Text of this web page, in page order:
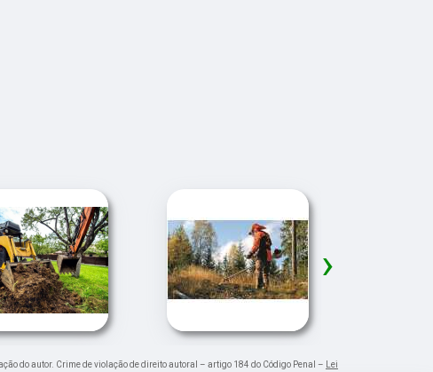
›
do autor. Crime de violação de direito autoral – artigo 184 do Código Penal –
Lei